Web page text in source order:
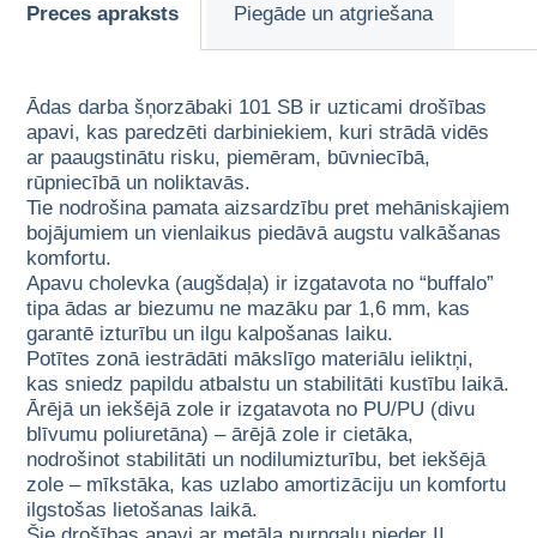
Preces apraksts Piegāde un atgriešana
Ādas darba šņorzābaki 101 SB ir uzticami drošības
apavi, kas paredzēti darbiniekiem, kuri strādā vidēs
ar paaugstinātu risku, piemēram, būvniecībā,
rūpniecībā un noliktavās.
Tie nodrošina pamata aizsardzību pret mehāniskajiem
bojājumiem un vienlaikus piedāvā augstu valkāšanas
komfortu.
Apavu cholevka (augšdaļa) ir izgatavota no “buffalo”
tipa ādas ar biezumu ne mazāku par 1,6 mm, kas
garantē izturību un ilgu kalpošanas laiku.
Potītes zonā iestrādāti mākslīgo materiālu ieliktņi,
kas sniedz papildu atbalstu un stabilitāti kustību laikā.
Ārējā un iekšējā zole ir izgatavota no PU/PU (divu
blīvumu poliuretāna) – ārējā zole ir cietāka,
nodrošinot stabilitāti un nodilumizturību, bet iekšējā
zole – mīkstāka, kas uzlabo amortizāciju un komfortu
ilgstošas lietošanas laikā.